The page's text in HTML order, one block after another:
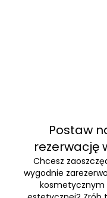
Postaw
rezerwację
Chcesz
wygodnie